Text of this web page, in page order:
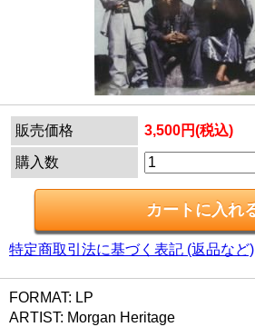
販売価格 3,500円(税込)
購入数
特定商取引法に基づく表記 (返品など)
FORMAT: LP
ARTIST: Morgan Heritage